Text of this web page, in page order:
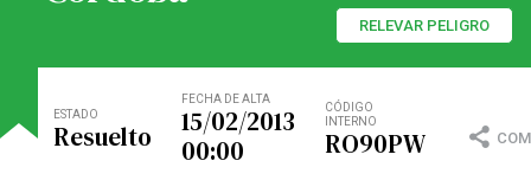
RELEVAR PELIGRO
ESTADO
Resuelto
FECHA DE ALTA
15/02/2013
00:00
CÓDIGO
INTERNO
RO90PW